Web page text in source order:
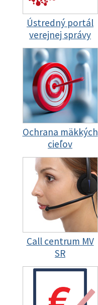
Ústredný portál
verejnej správy
Ochrana mäkkých
cieľov
Call centrum MV
SR